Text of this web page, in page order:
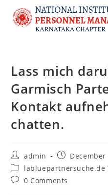
Lass mich
Garmisch
Kontakt
chatten.
admin
December
labluepartnersuche.de
0 Comments